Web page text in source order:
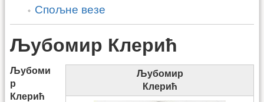
Спољне везе
Љубомир Клерић
Љубомир
Клерић
Љубоми
р
Клерић